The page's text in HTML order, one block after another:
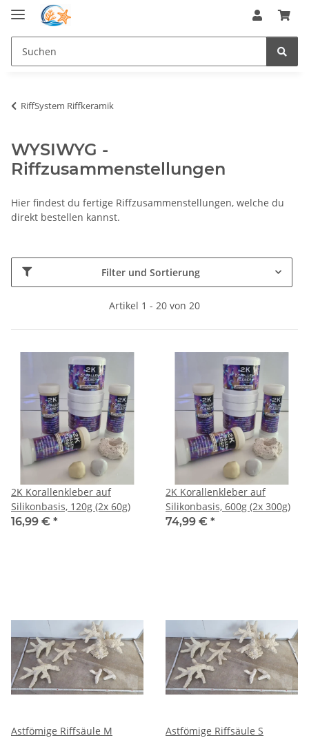
RiffSystem Riffkeramik
WYSIWYG -
Riffzusammenstellungen
Hier findest du fertige Riffzusammenstellungen, welche du
direkt bestellen kannst.
Filter und Sortierung
Artikel 1 - 20 von 20
2K Korallenkleber auf
Silikonbasis, 120g (2x 60g)
16,99 € *
2K Korallenkleber auf
Silikonbasis, 600g (2x 300g)
74,99 € *
Astfömige Riffsäule M
Astfömige Riffsäule S